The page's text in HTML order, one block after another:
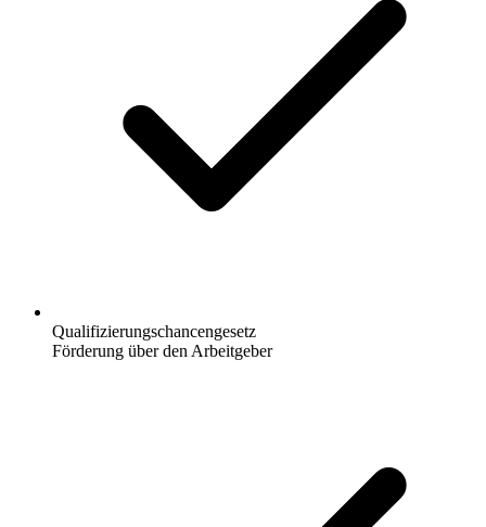
Qualifizierungschancengesetz
Förderung über den Arbeitgeber